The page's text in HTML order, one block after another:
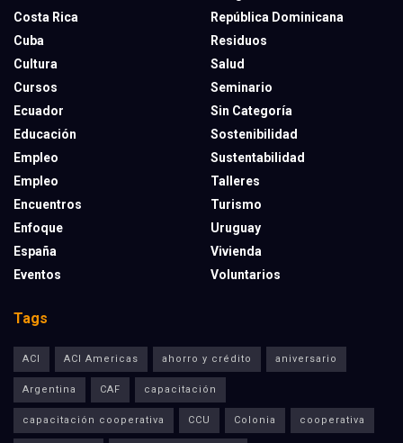
Costa Rica
Cuba
Cultura
Cursos
Ecuador
Educación
Empleo
Empleo
Encuentros
Enfoque
España
Eventos
República Dominicana
Residuos
Salud
Seminario
Sin Categoría
Sostenibilidad
Sustentabilidad
Talleres
Turismo
Uruguay
Vivienda
Voluntarios
Tags
ACI ACI Americas ahorro y crédito aniversario
Argentina CAF capacitación
capacitación cooperativa CCU Colonia cooperativa